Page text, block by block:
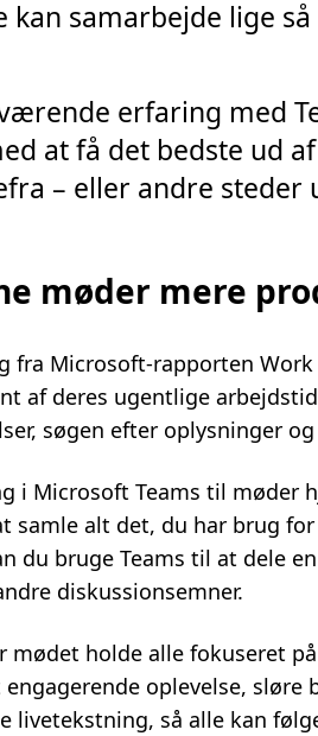
kan samarbejde lige
erfaring med
at få det bedste ud
– eller andre steder
møder mere
fra Microsoft-rapporten
af deres ugentlige
søgen efter oplysninger
i Microsoft Teams til møder
samle alt det, du har brug
du bruge Teams til at dele
diskussionsemner.
mødet holde alle fokuseret
oplevelse, sløre
livetekstning, så alle kan